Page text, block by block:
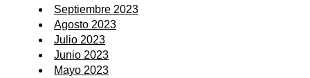
Septiembre 2023
Agosto 2023
Julio 2023
Junio 2023
Mayo 2023